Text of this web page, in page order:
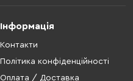
Інформація
Контакти
Політика конфіденційності
Оплата / Доставка